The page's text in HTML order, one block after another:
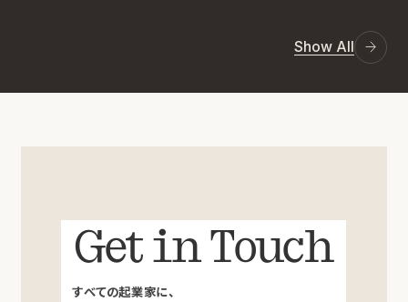
Show All
Get in Touch
すべての起業家に、